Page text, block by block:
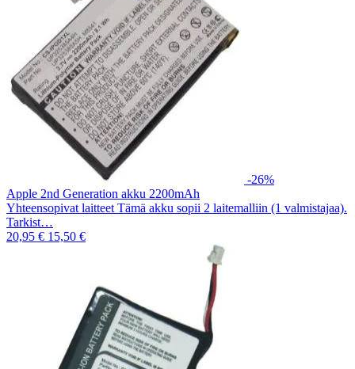
-26%
Apple 2nd Generation akku 2200mAh
Yhteensopivat laitteet Tämä akku sopii 2 laitemalliin (1 valmistajaa).
Tarkist…
20,95 € 15,50 €